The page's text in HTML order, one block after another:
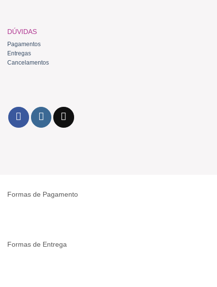
DÚVIDAS
Pagamentos
Entregas
Cancelamentos
Formas de Pagamento
Formas de Entrega